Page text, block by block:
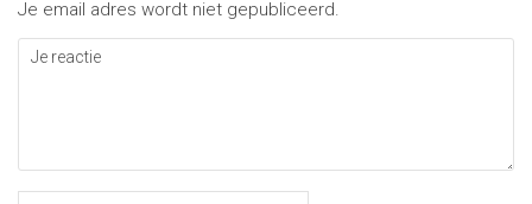
Je email adres wordt niet gepubliceerd.